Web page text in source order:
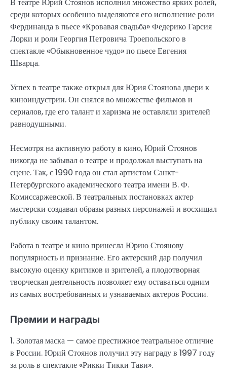
среди которых особенно выделяются его исполнение роли
Фердинанда в пьесе «Кровавая свадьба» Федерико Гарсия
Лорки и роли Георгия Петровича Троепольского в
спектакле «Обыкновенное чудо» по пьесе Евгения
Шварца.
Успех в театре также открыл для Юрия Стоянова двери к
киноиндустрии. Он снялся во множестве фильмов и
сериалов, где его талант и харизма не оставляли зрителей
равнодушными.
Несмотря на активную работу в кино, Юрий Стоянов
никогда не забывал о театре и продолжал выступать на
сцене. Так, с 1990 года он стал артистом Санкт-
Петербургского академического театра имени В. Ф.
Комиссаржевской. В театральных постановках актер
мастерски создавал образы разных персонажей и восхищал
публику своим талантом.
Работа в театре и кино принесла Юрию Стоянову
популярность и признание. Его актерский дар получил
высокую оценку критиков и зрителей, а плодотворная
творческая деятельность позволяет ему оставаться одним
из самых востребованных и узнаваемых актеров России.
Премии и награды
1. Золотая маска — самое престижное театральное отличие
в России. Юрий Стоянов получил эту награду в 1997 году
за роль в спектакле «Рикки Тикки Тави».